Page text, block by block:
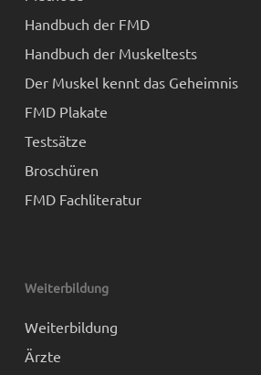
Handbuch der FMD
Handbuch der Muskeltests
Der Muskel kennt das Geheimnis
FMD Plakate
Testsätze
Broschüren
FMD Fachliteratur
Weiterbildung
Weiterbildung
Ärzte